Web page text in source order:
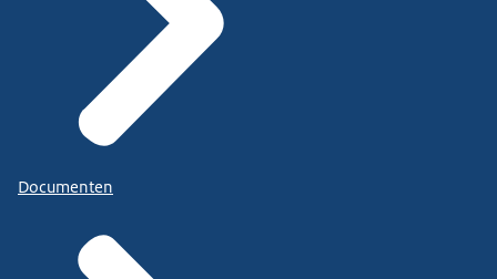
Documenten